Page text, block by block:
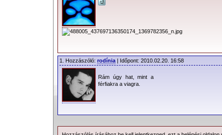
1. Hozzászóló: rodínia | Időpont: 2010.02.20. 16:58
Rám úgy hat, mint a
férfiakra a viagra.